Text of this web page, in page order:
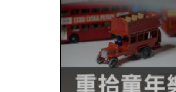
o
w
.